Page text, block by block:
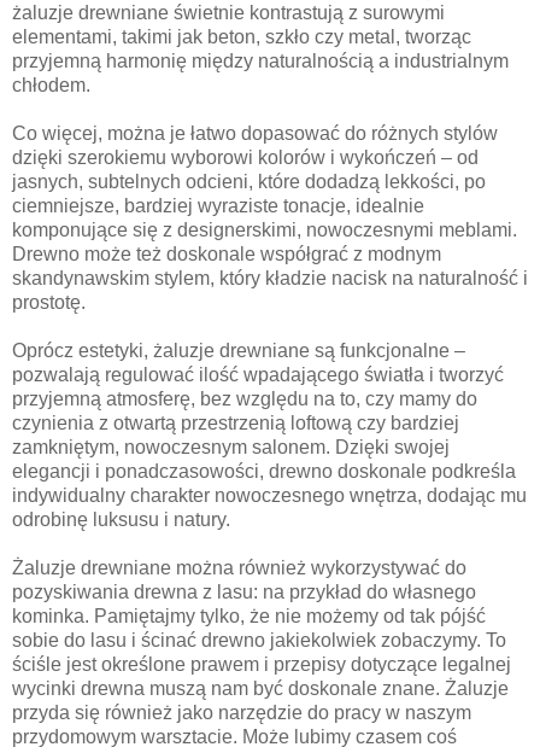
żaluzje drewniane świetnie kontrastują z surowymi
elementami, takimi jak beton, szkło czy metal, tworząc
przyjemną harmonię między naturalnością a industrialnym
chłodem.
Co więcej, można je łatwo dopasować do różnych stylów
dzięki szerokiemu wyborowi kolorów i wykończeń – od
jasnych, subtelnych odcieni, które dodadzą lekkości, po
ciemniejsze, bardziej wyraziste tonacje, idealnie
komponujące się z designerskimi, nowoczesnymi meblami.
Drewno może też doskonale współgrać z modnym
skandynawskim stylem, który kładzie nacisk na naturalność i
prostotę.
Oprócz estetyki, żaluzje drewniane są funkcjonalne –
pozwalają regulować ilość wpadającego światła i tworzyć
przyjemną atmosferę, bez względu na to, czy mamy do
czynienia z otwartą przestrzenią loftową czy bardziej
zamkniętym, nowoczesnym salonem. Dzięki swojej
elegancji i ponadczasowości, drewno doskonale podkreśla
indywidualny charakter nowoczesnego wnętrza, dodając mu
odrobinę luksusu i natury.
Żaluzje drewniane można również wykorzystywać do
pozyskiwania drewna z lasu: na przykład do własnego
kominka. Pamiętajmy tylko, że nie możemy od tak pójść
sobie do lasu i ścinać drewno jakiekolwiek zobaczymy. To
ściśle jest określone prawem i przepisy dotyczące legalnej
wycinki drewna muszą nam być doskonale znane. Żaluzje
przyda się również jako narzędzie do pracy w naszym
przydomowym warsztacie. Może lubimy czasem coś